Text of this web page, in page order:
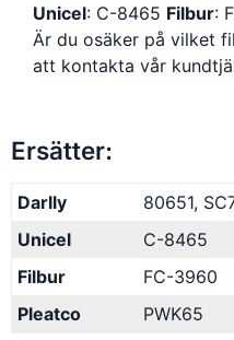
Unicel: C-8465 Filbur:
Är du osäker på vilket
att kontakta vår
Ersätter:
Darlly
80651,
Unicel
C-8465
Filbur
FC-3960
Pleatco
PWK65